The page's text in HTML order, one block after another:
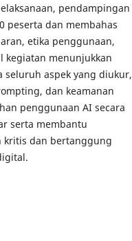
pendampingan
peserta dan membahas
etika penggunaan,
kegiatan menunjukkan
seluruh aspek yang diukur,
dan keamanan
penggunaan AI secara
serta membantu
kritis dan bertanggung